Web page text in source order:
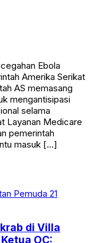
Ebola
Amerika Serikat
AS memasang
mengantisipasi
selama
Layanan Medicare
pemerintah
masuk […]
di Villa
OC: